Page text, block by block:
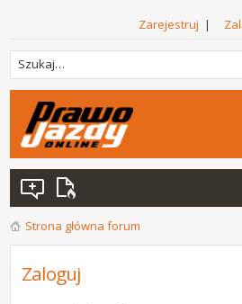
Zarejestruj |
Strona główna forum
Zaloguj